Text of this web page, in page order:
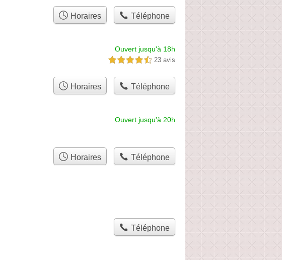
Horaires Téléphone
Ouvert jusqu'à 18h
4,5 étoiles sur 5 23 avis
Horaires Téléphone
Ouvert jusqu'à 20h
Horaires Téléphone
Téléphone